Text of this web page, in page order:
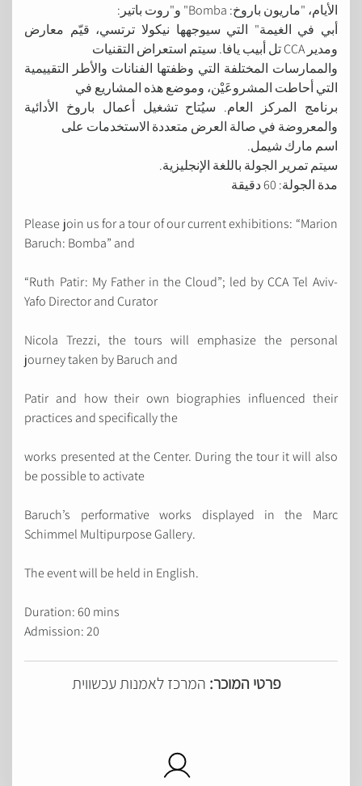
الأيام، "ماريون باروخ: Bomba" و"روت باتير:
أبي في الغيمة" التي سيوجهها نيكولا ترتسي، قيّم معارض
ومدير CCA تل أبيب يافا. سيتم استعراض التقنيات
والممارسات المختلفة التي وظفتها الفنانات والأطر التقييمية
التي أحاطت المشروعَيْن، وموضع هذه المشاريع في
برنامج المركز العام. سيُتاح تشغيل أعمال باروخ الأدائية
والمعروضة في صالة العرض متعددة الاستخدمات على
اسم مارك شيمل.
سيتم تمرير الجولة باللغة الإنجليزية.
مدة الجولة: 60 دقيقة
Please join us for a tour of our current exhibitions: “Marion
Baruch: Bomba” and
“Ruth Patir: My Father in the Cloud”; led by CCA Tel Aviv-
Yafo Director and Curator
Nicola Trezzi, the tours will emphasize the personal
journey taken by Baruch and
Patir and how their own biographies influenced their
practices and specifically the
works presented at the Center. During the tour it will also
be possible to activate
Baruch’s performative works displayed in the Marc
Schimmel Multipurpose Gallery.
The event will be held in English.
Duration: 60 mins
Admission: 20
פרטי המוכר: המרכז לאמנות עכשווית